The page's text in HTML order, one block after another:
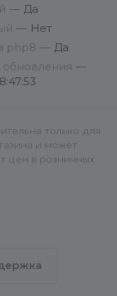
сайта будет
интерактивные
фото.
разделе,
элемент, который и
данного элемента
значения
(координаты,
и др.). Для
— Да
— Нет
php8 — Да
—
только для
и может
цен в розничных